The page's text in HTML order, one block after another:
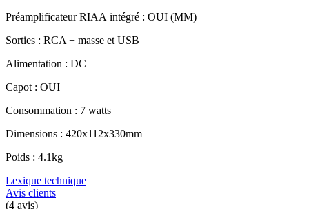
Préamplificateur RIAA intégré : OUI (MM)
Sorties : RCA + masse et USB
Alimentation : DC
Capot : OUI
Consommation : 7 watts
Dimensions : 420x112x330mm
Poids : 4.1kg
Lexique technique
Avis clients
(4 avis)